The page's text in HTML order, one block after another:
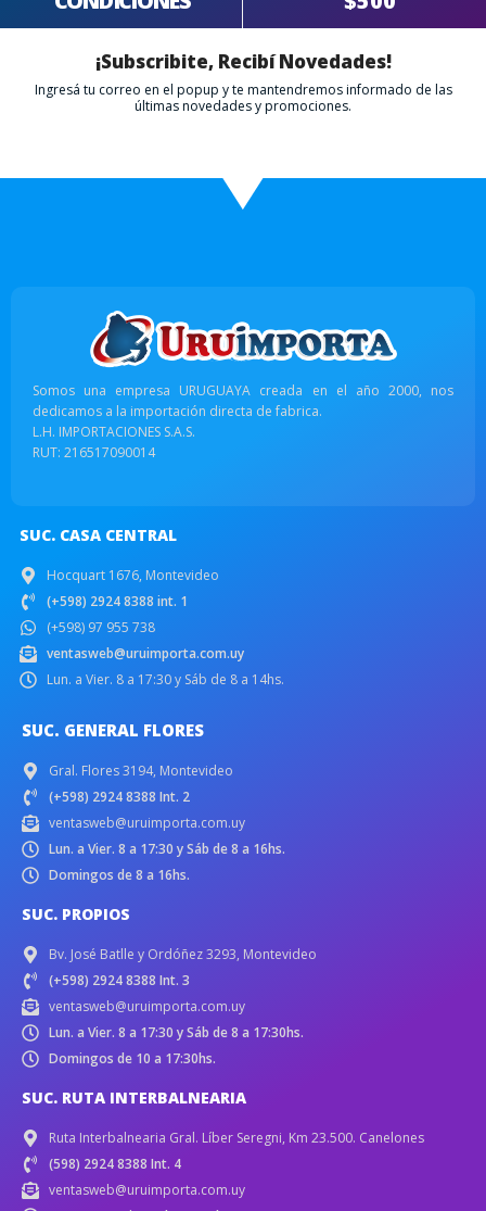
¡Subscribite, Recibí Novedades!
Ingresá tu correo en el popup y te mantendremos informado de las
últimas novedades y promociones.
Somos una empresa URUGUAYA creada en el año 2000, nos
dedicamos a la importación directa de fabrica.
L.H. IMPORTACIONES S.A.S.
RUT: 216517090014
SUC. CASA CENTRAL
Hocquart 1676, Montevideo
(+598) 2924 8388 int. 1
(+598) 97 955 738
ventasweb@uruimporta.com.uy
Lun. a Vier. 8 a 17:30 y Sáb de 8 a 14hs.
SUC. GENERAL FLORES
Gral. Flores 3194, Montevideo
(+598) 2924 8388 Int. 2
ventasweb@uruimporta.com.uy
Lun. a Vier. 8 a 17:30 y Sáb de 8 a 16hs.
Domingos de 8 a 16hs.
SUC. PROPIOS
Bv. José Batlle y Ordóñez 3293, Montevideo
(+598) 2924 8388 Int. 3
ventasweb@uruimporta.com.uy
Lun. a Vier. 8 a 17:30 y Sáb de 8 a 17:30hs.
Domingos de 10 a 17:30hs.
SUC. RUTA INTERBALNEARIA
Ruta Interbalnearia Gral. Líber Seregni, Km 23.500. Canelones
(598) 2924 8388 Int. 4
ventasweb@uruimporta.com.uy